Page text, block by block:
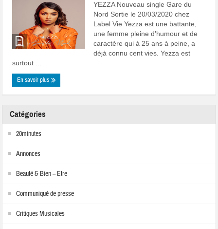
YEZZA Nouveau single Gare du
Nord Sortie le 20/03/2020 chez
Label Vie Yezza est une battante,
une femme pleine d'humour et de
caractère qui à 25 ans à peine, a
déjà connu cent vies. Yezza est
surtout ...
En savoir plus
Catégories
20minutes
Annonces
Beauté & Bien – Etre
Communiqué de presse
Critiques Musicales